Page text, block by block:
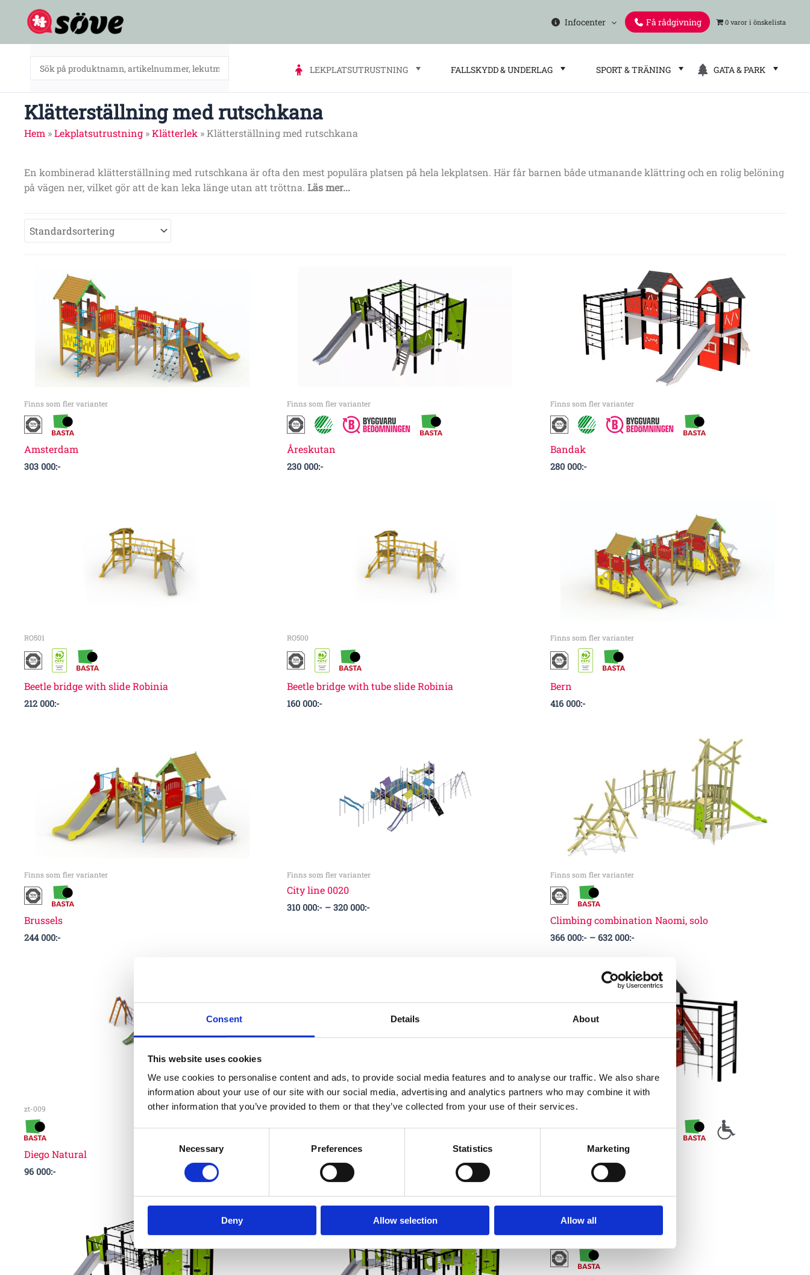
Consent Details About
This website uses cookies
We use cookies to personalise content and ads, to provide social media features and to analyse our traffic. We also share
information about your use of our site with our social media, advertising and analytics partners who may combine it with
other information that you’ve provided to them or that they’ve collected from your use of their services.
Necessary Preferences Statistics Marketing
Deny Allow selection Allow all
innehåll
Infocenter Få rådgivning 0 varor
LEKPLATSUTRUSTNING FALLSKYDD & UNDERLAG SPORT & TRÄNING GATA & PARK
Klätterställning med rutschkana
Hem »Lekplatsutrustning »Klätterlek »Klätterställning med rutschkana
En kombinerad klätterställning med rutschkana är ofta den mest populära platsen på hela lekplatsen. Här får barnen både utmanande klättring och en rolig belöning
på vägen ner, vilket gör att de kan leka länge utan att tröttna. Läs mer...
Finns som fler varianter
Amsterdam
303 000:-
Finns som fler varianter
Åreskutan
230 000:-
Finns som fler varianter
Bandak
280 000:-
RO501
Beetle bridge with slide Robinia
212 000:-
RO500
Beetle bridge with tube slide Robinia
160 000:-
Finns som fler varianter
Bern
416 000:-
Finns som fler varianter
Brussels
244 000:-
Finns som fler varianter
City line 0020
310 000:- – 320 000:-
320
000:-
Finns som fler varianter
Climbing combination Naomi, solo
366 000:- – 632 000:-
till
632
000:-
zt-009
Diego Natural
96 000:-
Finns som fler varianter
Dublin
:-
Finns som fler varianter
Eidsfoss
Finns som fler varianter